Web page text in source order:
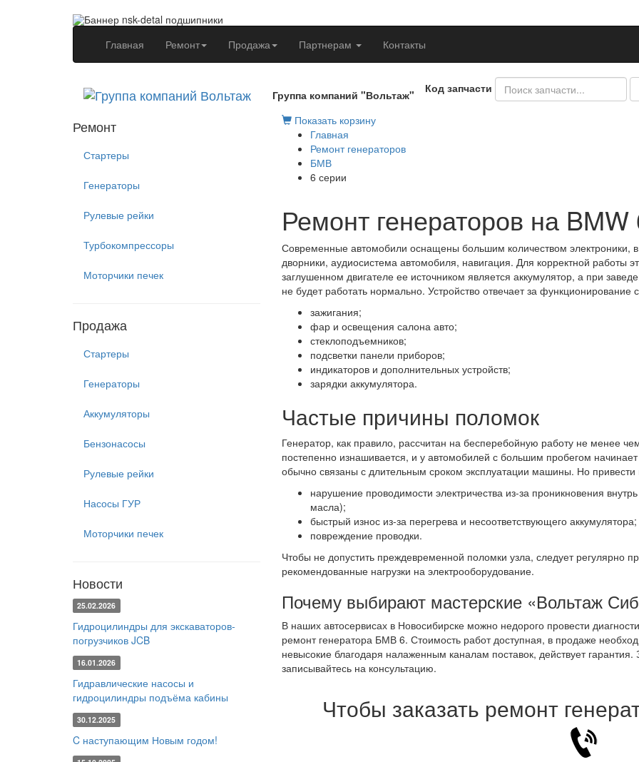
Главная (current)Ремонт Продажа Партнерам Контакты
Группа компаний "Вольтаж"
Код запчасти
Ремонт
Стартеры
Генераторы
Рулевые рейки
Турбокомпрессоры
Моторчики печек
Продажа
Стартеры
Генераторы
Аккумуляторы
Бензонасосы
Рулевые рейки
Насосы ГУР
Моторчики печек
Новости
25.02.2026
Гидроцилиндры для экскаваторов-
погрузчиков JCB
16.01.2026
Гидравлические насосы и
гидроцилиндры подъёма кабины
30.12.2025
C наступающим Новым годом!
Показать корзину
Главная
Ремонт генераторов
БМВ
6 серии
Ремонт генераторов на BMW
Современные автомобили оснащены большим количеством электроники,
дворники, аудиосистема автомобиля, навигация. Для корректной работы
заглушенном двигателе ее источником является аккумулятор, а при
не будет работать нормально. Устройство отвечает за
зажигания;
фар и освещения салона авто;
стеклоподъемников;
подсветки панели приборов;
индикаторов и дополнительных устройств;
зарядки аккумулятора.
Частые причины поломок
Генератор, как правило, рассчитан на бесперебойную работу не менее
постепенно изнашивается, и у автомобилей с большим пробегом
обычно связаны с длительным сроком эксплуатации машины. Но привести
нарушение проводимости электричества из-за проникновения
масла);
быстрый износ из-за перегрева и несоответствующего аккумулятора;
повреждение проводки.
Чтобы не допустить преждевременной поломки узла, следует регулярно
рекомендованные нагрузки на электрооборудование.
Почему выбирают мастерские «Вольтаж
В наших автосервисах в Новосибирске можно недорого провести
ремонт генератора БМВ 6. Стоимость работ доступная, в продаже
невысокие благодаря налаженным каналам поставок, действует
записывайтесь на консультацию.
Чтобы заказать ремонт